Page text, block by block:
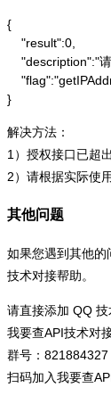
{
    "result":0,
"description":"
}
解决方法：
1）授权接口已超
2）请根据实际使
其他问题
如果您遇到其他的
技术对接帮助。
请直接添加 QQ 技
我要查API技术对
群号：821884327
扫码加入我要查